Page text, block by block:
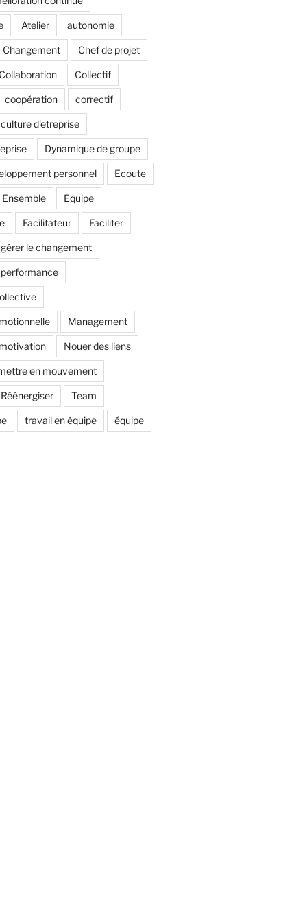
Atelier autonomie
Changement Chef de projet
Collaboration Collectif
coopération correctif
culture d'etreprise
Dynamique de groupe
personnel Ecoute
Ensemble Equipe
Facilitateur Faciliter
gérer le changement
Management
motivation Nouer des liens
en mouvement
Réénergiser Team
travail en équipe équipe